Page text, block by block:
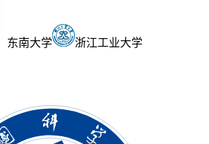
东南大学 浙江工业大学